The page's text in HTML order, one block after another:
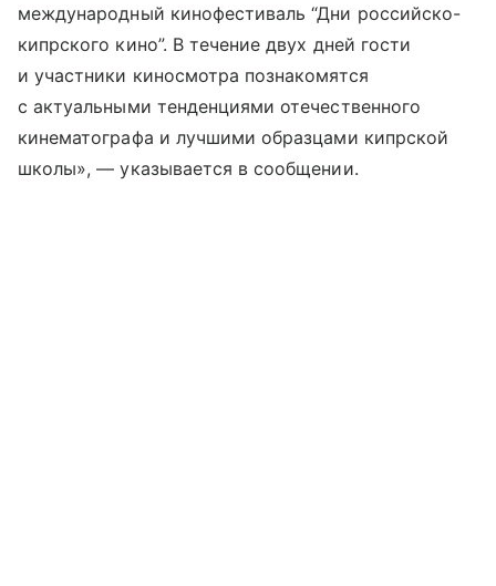
международный кинофестиваль “Дни российско-
кипрского кино”. В течение двух дней гости
и участники киносмотра познакомятся
с актуальными тенденциями отечественного
кинематографа и лучшими образцами кипрской
школы», — указывается в сообщении.